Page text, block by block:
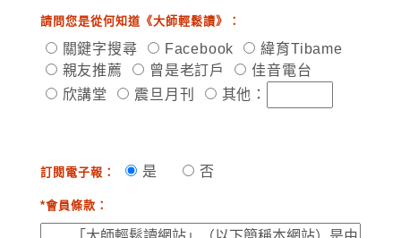
請問您是從何知道《大師輕鬆讀》：
關鍵字搜尋 Facebook
緯育Tibame
親友推薦
曾是老訂戶
佳音電台
欣講堂
震旦月刊 其他：
訂閱電子報： 是 否
*會員條款：